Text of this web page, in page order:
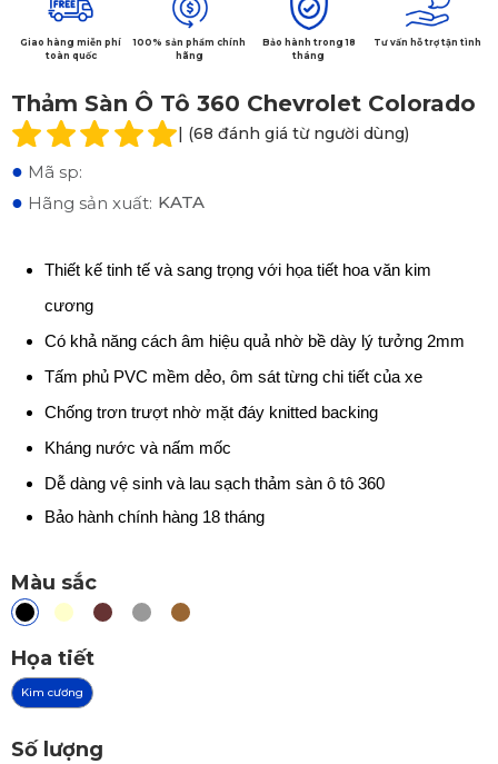
Giao hàng miễn phí
toàn quốc
100% sản phẩm chính
hãng
Bảo hành trong 18
tháng
Tư vấn hỗ trợ tận tình
Thảm Sàn Ô Tô 360 Chevrolet Colorado
| (68 đánh giá từ người dùng)
● Mã sp:
● Hãng sản xuất: KATA
Thiết kế tinh tế và sang trọng với họa tiết hoa văn kim
cương
Có khả năng cách âm hiệu quả nhờ bề dày lý tưởng 2mm
Tấm phủ PVC mềm dẻo, ôm sát từng chi tiết của xe
Chống trơn trượt nhờ mặt đáy knitted backing
Kháng nước và nấm mốc
Dễ dàng vệ sinh và lau sạch thảm sàn ô tô 360
Bảo hành chính hàng 18 tháng
Màu sắc
Họa tiết
Kim cương
Số lượng